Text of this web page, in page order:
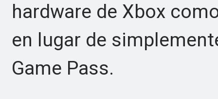
hardware de Xbox
en lugar de
Game Pass.